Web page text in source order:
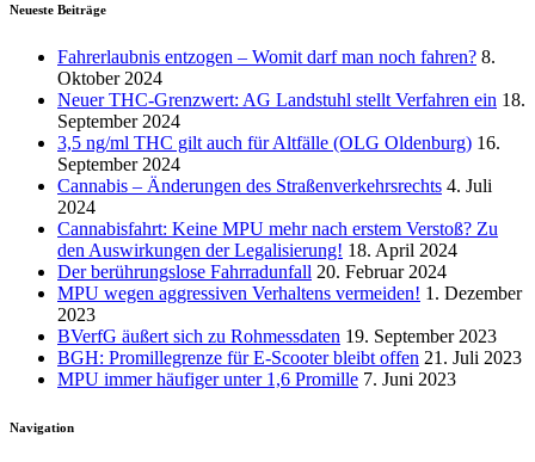
Neueste Beiträge
Fahrerlaubnis entzogen – Womit darf man noch fahren? 8.
Oktober 2024
Neuer THC-Grenzwert: AG Landstuhl stellt Verfahren ein 18.
September 2024
3,5 ng/ml THC gilt auch für Altfälle (OLG Oldenburg) 16.
September 2024
Cannabis – Änderungen des Straßenverkehrsrechts 4. Juli
2024
Cannabisfahrt: Keine MPU mehr nach erstem Verstoß? Zu
den Auswirkungen der Legalisierung! 18. April 2024
Der berührungslose Fahrradunfall 20. Februar 2024
MPU wegen aggressiven Verhaltens vermeiden! 1. Dezember
2023
BVerfG äußert sich zu Rohmessdaten 19. September 2023
BGH: Promillegrenze für E-Scooter bleibt offen 21. Juli 2023
MPU immer häufiger unter 1,6 Promille 7. Juni 2023
Navigation